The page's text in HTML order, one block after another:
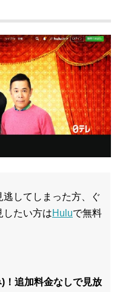
逃してしまった方、ぐ
したい方はHuluで無料
追加料金なしで見放